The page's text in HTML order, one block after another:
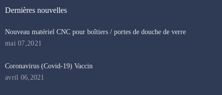
Dernières nouvelles
Nouveau matériel CNC pour boîtiers / portes de douche de verre
mai 07,2021
Coronavirus (Covid-19) Vaccin
avril 06,2021